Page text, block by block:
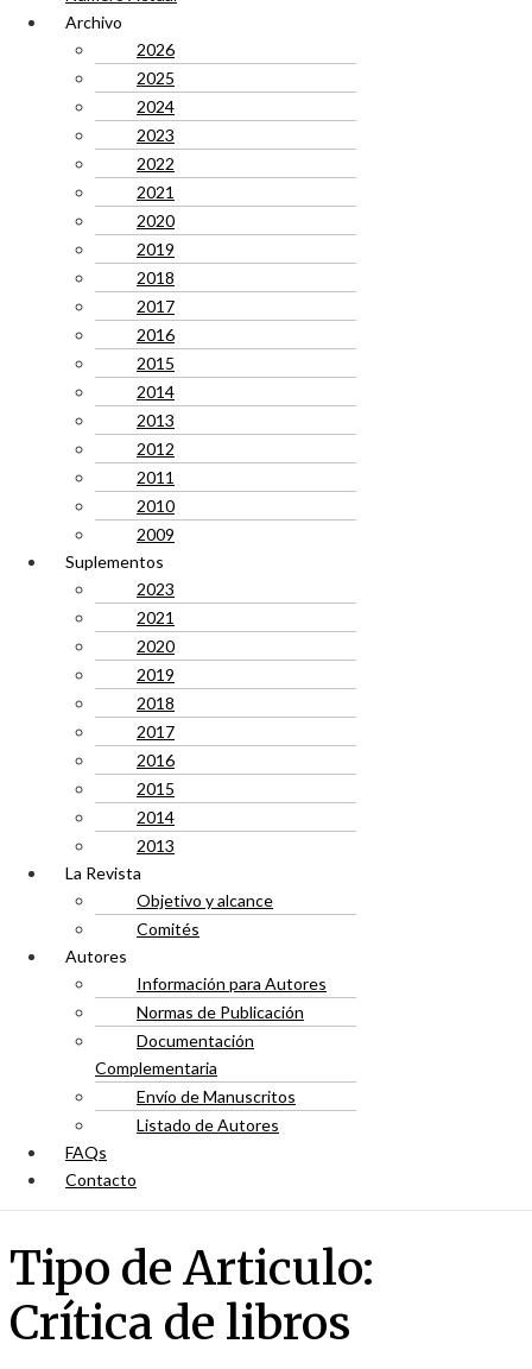
Archivo
2026
2025
2024
2023
2022
2021
2020
2019
2018
2017
2016
2015
2014
2013
2012
2011
2010
2009
Suplementos
2023
2021
2020
2019
2018
2017
2016
2015
2014
2013
La Revista
Objetivo y alcance
Comités
Autores
Información para Autores
Normas de Publicación
Documentación
Complementaria
Envío de Manuscritos
Listado de Autores
FAQs
Contacto
Tipo de Articulo:
Crítica de libros